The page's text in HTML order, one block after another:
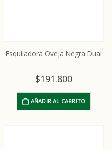
Esquiladora Oveja Negra Dual
$191.800
AÑADIR AL CARRITO